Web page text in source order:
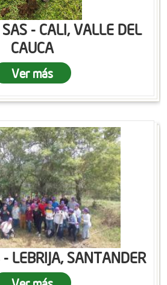
- CALI, VALLE DEL
CAUCA
Ver más
LEBRIJA, SANTANDER